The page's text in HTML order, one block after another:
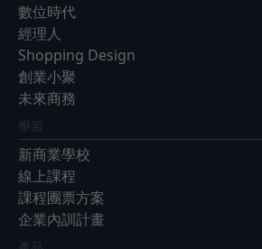
數位時代
經理人
Shopping Design
創業小聚
未來商務
學習
新商業學校
線上課程
課程團票方案
企業內訓計畫